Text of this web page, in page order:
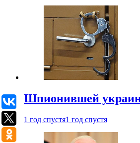
Шпионившей
1 год спустя1 год спустя